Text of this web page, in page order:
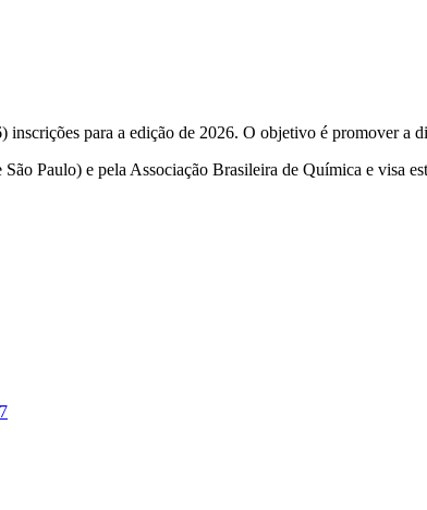
para a edição de 2026. O objetivo é promover a
Paulo) e pela Associação Brasileira de Química e visa